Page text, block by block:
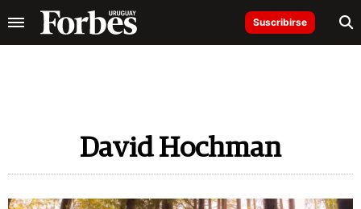
Suscribirse
David Hochman